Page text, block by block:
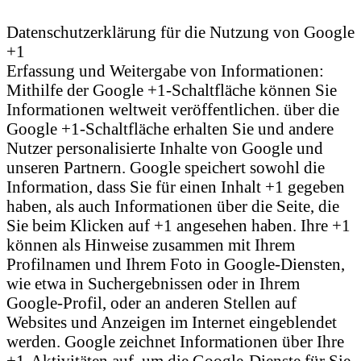
Datenschutzerklärung für die Nutzung von Google
+1
Erfassung und Weitergabe von Informationen:
Mithilfe der Google +1-Schaltfläche können Sie
Informationen weltweit veröffentlichen. über die
Google +1-Schaltfläche erhalten Sie und andere
Nutzer personalisierte Inhalte von Google und
unseren Partnern. Google speichert sowohl die
Information, dass Sie für einen Inhalt +1 gegeben
haben, als auch Informationen über die Seite, die
Sie beim Klicken auf +1 angesehen haben. Ihre +1
können als Hinweise zusammen mit Ihrem
Profilnamen und Ihrem Foto in Google-Diensten,
wie etwa in Suchergebnissen oder in Ihrem
Google-Profil, oder an anderen Stellen auf
Websites und Anzeigen im Internet eingeblendet
werden. Google zeichnet Informationen über Ihre